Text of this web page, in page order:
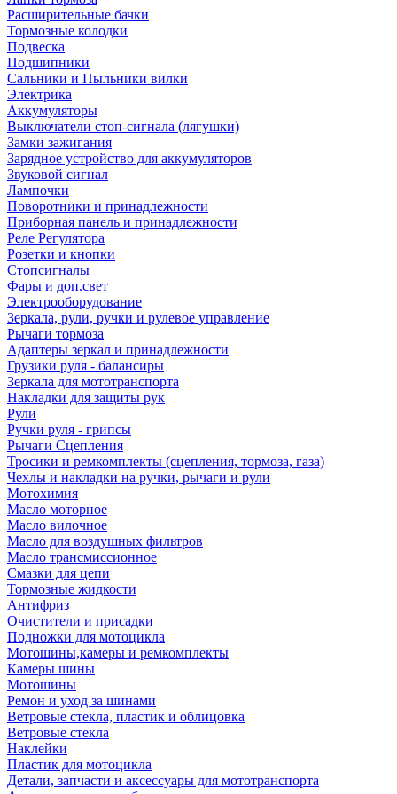
Расширительные бачки
Тормозные колодки
Подвеска
Подшипники
Сальники и Пыльники вилки
Электрика
Аккумуляторы
Выключатели стоп-сигнала (лягушки)
Замки зажигания
Зарядное устройство для аккумуляторов
Звуковой сигнал
Лампочки
Поворотники и принадлежности
Приборная панель и принадлежности
Реле Регулятора
Розетки и кнопки
Стопсигналы
Фары и доп.свет
Электрооборудование
Зеркала, рули, ручки и рулевое управление
Рычаги тормоза
Адаптеры зеркал и принадлежности
Грузики руля - балансиры
Зеркала для мототранспорта
Накладки для защиты рук
Рули
Ручки руля - грипсы
Рычаги Сцепления
Тросики и ремкомплекты (сцепления, тормоза, газа)
Чехлы и накладки на ручки, рычаги и рули
Мотохимия
Масло моторное
Масло вилочное
Масло для воздушных фильтров
Масло трансмиссионное
Смазки для цепи
Тормозные жидкости
Антифриз
Очистители и присадки
Подножки для мотоцикла
Мотошины,камеры и ремкомплекты
Камеры шины
Мотошины
Ремон и уход за шинами
Ветровые стекла, пластик и облицовка
Ветровые стекла
Наклейки
Пластик для мотоцикла
Детали, запчасти и аксессуары для мототранспорта